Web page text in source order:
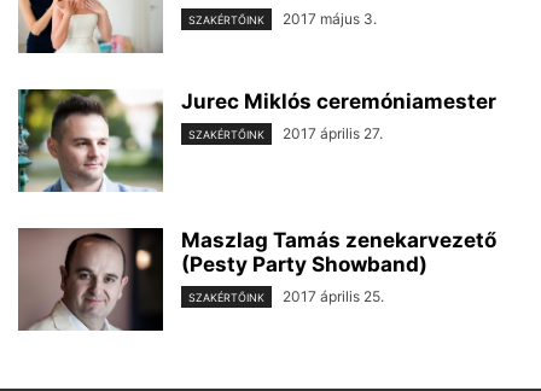
SZAKÉRTŐINK 2017 május 3.
Jurec Miklós ceremóniamester
SZAKÉRTŐINK 2017 április 27.
Maszlag Tamás zenekarvezető
(Pesty Party Showband)
SZAKÉRTŐINK 2017 április 25.